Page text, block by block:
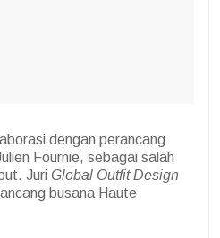
dengan perancang
Fournie, sebagai salah
Juri Global Outfit Design
busana Haute